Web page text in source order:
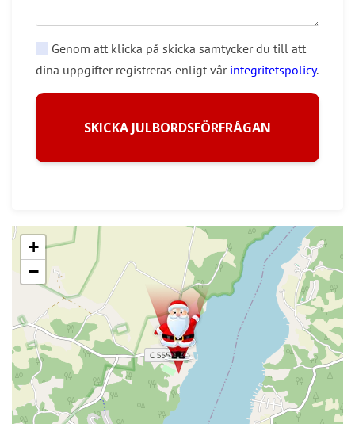
Genom att klicka på skicka samtycker du till att
dina uppgifter registreras enligt vår integritetspolicy.
SKICKA JULBORDSFÖRFRÅGAN
+
−